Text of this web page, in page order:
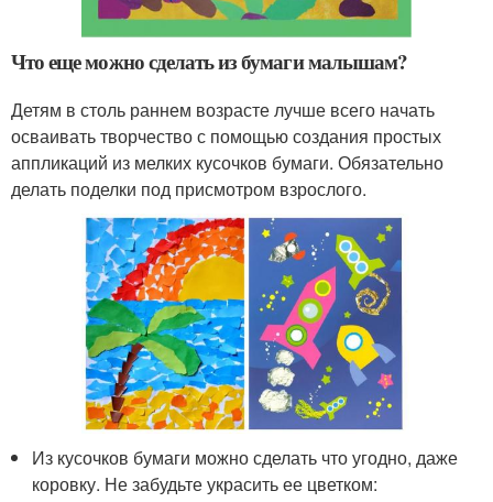
Что еще можно сделать из бумаги малышам?
Детям в столь раннем возрасте лучше всего начать
осваивать творчество с помощью создания простых
аппликаций из мелких кусочков бумаги. Обязательно
делать поделки под присмотром взрослого.
Из кусочков бумаги можно сделать что угодно, даже
коровку. Не забудьте украсить ее цветком: